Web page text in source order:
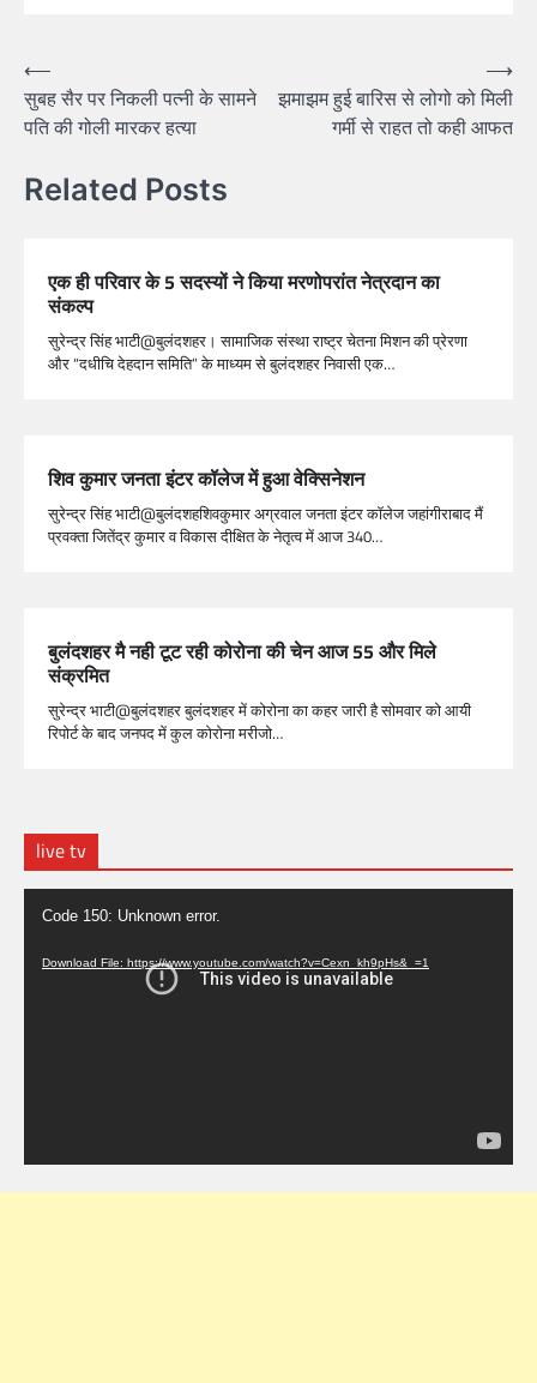
⟵
सुबह सैर पर निकली पत्नी के सामने
पति की गोली मारकर हत्या
झमाझम हुई बारिस से लोगो को मिली
गर्मी से राहत तो कही आफत
⟶
Related Posts
एक ही परिवार के 5 सदस्यों ने किया मरणोपरांत नेत्रदान का
संकल्प
सुरेन्द्र सिंह भाटी@बुलंदशहर। सामाजिक संस्था राष्ट्र चेतना मिशन की प्रेरणा
और “दधीचि देहदान समिति” के माध्यम से बुलंदशहर निवासी एक…
शिव कुमार जनता इंटर कॉलेज में हुआ वेक्सिनेशन
सुरेन्द्र सिंह भाटी@बुलंदशहशिवकुमार अग्रवाल जनता इंटर कॉलेज जहांगीराबाद मैं
प्रवक्ता जितेंद्र कुमार व विकास दीक्षित के नेतृत्व में आज 340…
बुलंदशहर मै नही टूट रही कोरोना की चेन आज 55 और मिले
संक्रमित
सुरेन्द्र भाटी@बुलंदशहर बुलंदशहर में कोरोना का कहर जारी है सोमवार को आयी
रिपोर्ट के बाद जनपद में कुल कोरोना मरीजो…
live tv
Video
Player
Code 150: Unknown error.
Download File: https://www.youtube.com/watch?v=Cexn_kh9pHs&_=1